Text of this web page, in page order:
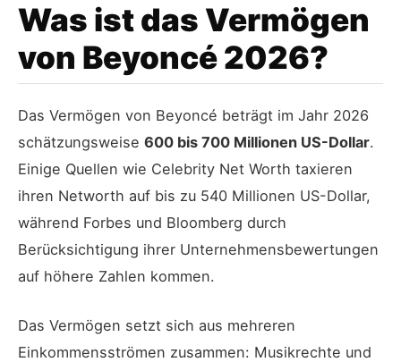
Was ist das Vermögen
von Beyoncé 2026?
Das Vermögen von Beyoncé beträgt im Jahr 2026
schätzungsweise 600 bis 700 Millionen US-Dollar.
Einige Quellen wie Celebrity Net Worth taxieren
ihren Networth auf bis zu 540 Millionen US-Dollar,
während Forbes und Bloomberg durch
Berücksichtigung ihrer Unternehmensbewertungen
auf höhere Zahlen kommen.
Das Vermögen setzt sich aus mehreren
Einkommensströmen zusammen: Musikrechte und